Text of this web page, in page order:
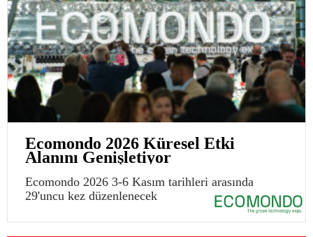
Ecomondo 2026 Küresel Etki
Alanını Genişletiyor
Ecomondo 2026 3-6 Kasım tarihleri arasında
29'uncu kez düzenlenecek